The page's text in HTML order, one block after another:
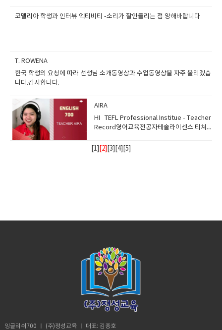
코델리아 학생과 인터뷰 엑티비티 -소리가 잘안들리는 점 양해바랍니다
T. ROWENA
한국 학생의 요청에 따라 선생님 소개동영상과 수업동영상을 자주 올리겠습
니다.감사합니다.
AIRA
HI TEFL Professional Institue - Teacher
Record영어교육전공자테솔라이센스 티쳐 6
1 [2] 3 4][ 5
잉글리쉬700 ㅣ (주)정성교육 ㅣ 대표: 김종호